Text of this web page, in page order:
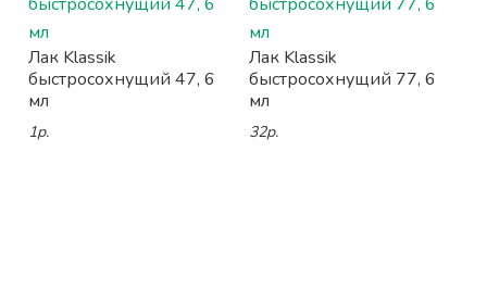
Лак Klassik
быстросохнущий 47, 6
мл
1р.
Лак Klassik
быстросохнущий 77, 6
мл
32р.